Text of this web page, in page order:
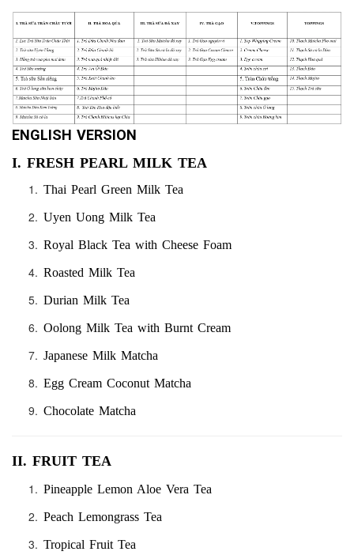
ENGLISH VERSION
I. FRESH PEARL MILK TEA
Thai Pearl Green Milk Tea
Uyen Uong Milk Tea
Royal Black Tea with Cheese Foam
Roasted Milk Tea
Durian Milk Tea
Oolong Milk Tea with Burnt Cream
Japanese Milk Matcha
Egg Cream Coconut Matcha
Chocolate Matcha
II. FRUIT TEA
Pineapple Lemon Aloe Vera Tea
Peach Lemongrass Tea
Tropical Fruit Tea